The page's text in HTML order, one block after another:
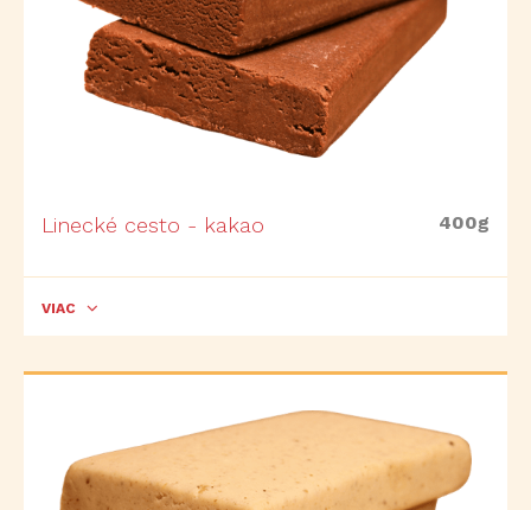
Linecké cesto - kakao 400g
VIAC